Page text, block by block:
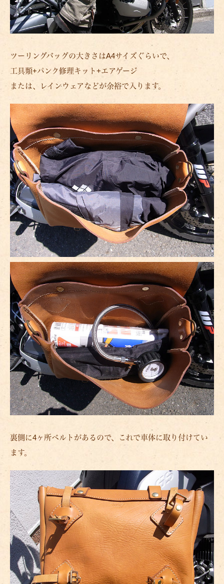
ツーリングバッグの大きさはA4サイズぐらいで、
工具類+パンク修理キット+エアゲージ
または、レインウェアなどが余裕で入ります。
裏側に4ヶ所ベルトがあるので、これで車体に取り付けてい
ます。